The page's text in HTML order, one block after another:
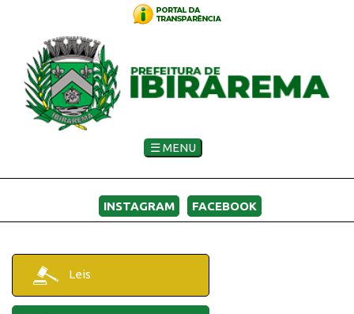
☰ MENU
INSTAGRAM FACEBOOK
Leis